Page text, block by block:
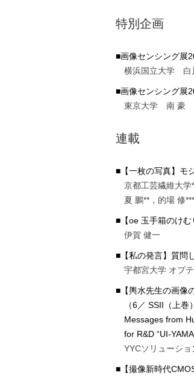
特別企画
■画像センシング
横浜国立大学 白
■画像センシング
東京大学 南 豪
連載
■【一枚の写真】モ
京都工芸繊維大
夏 鵬**，的場 修
■【oe 玉手箱のけ
伊賀 健一
■【私の発言】質問
宇都宮大学 オプ
■【輿水先生の画像
（6／ SSII（上
Messages from
for R&D “UI-
YYCソリューシ
■【撮像新時代